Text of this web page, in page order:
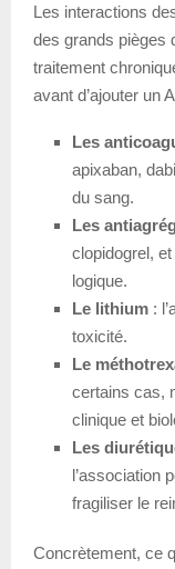
Les interactions
des grands pièges
traitement
avant d’ajouter un
Les
apixaban,
du sang.
Les
clopidogrel,
logique.
Le lithium :
toxicité.
Le
certains cas,
clinique et
Les
l’association
fragiliser le
Concrètement, ce